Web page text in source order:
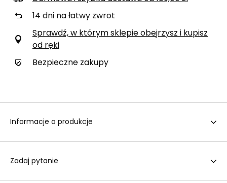
14 dni na łatwy zwrot
Sprawdź, w którym sklepie obejrzysz i kupisz
od ręki
Bezpieczne zakupy
Informacje o produkcje
Zadaj pytanie